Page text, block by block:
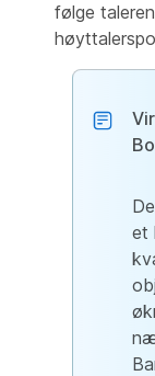
følge
et